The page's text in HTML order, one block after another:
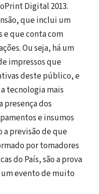
Digital 2013.
que inclui um
e que conta com
Ou seja, há um
impressos que
deste público, e
tecnologia mais
presença dos
e insumos
a previsão de que
por tomadores
do País, são a prova
evento de muito